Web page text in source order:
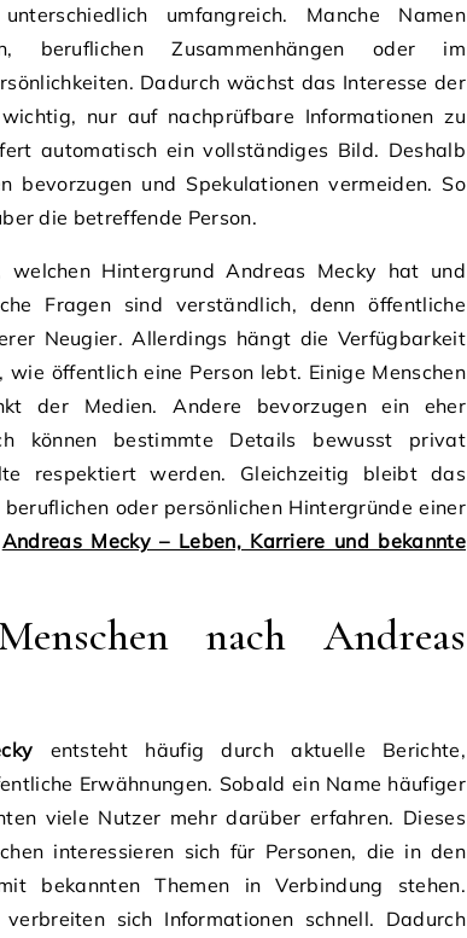
umfangreich. Manche Namen
beruflichen Zusammenhängen oder im
Dadurch wächst das Interesse der
nur auf nachprüfbare Informationen zu
automatisch ein vollständiges Bild. Deshalb
bevorzugen und Spekulationen vermeiden. So
die betreffende Person.
welchen Hintergrund Andreas Mecky hat und
Fragen sind verständlich, denn öffentliche
Neugier. Allerdings hängt die Verfügbarkeit
öffentlich eine Person lebt. Einige Menschen
der Medien. Andere bevorzugen ein eher
können bestimmte Details bewusst privat
respektiert werden. Gleichzeitig bleibt das
oder persönlichen Hintergründe einer
Andreas Mecky – Leben, Karriere und bekannte
nach Andreas
entsteht häufig durch aktuelle Berichte,
Erwähnungen. Sobald ein Name häufiger
viele Nutzer mehr darüber erfahren. Dieses
interessieren sich für Personen, die in den
bekannten Themen in Verbindung stehen.
sich Informationen schnell. Dadurch